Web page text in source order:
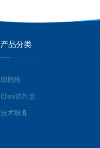
产品分类
细胞株
Elisa试剂盒
技术服务